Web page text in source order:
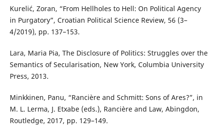
Kurelić, Zoran, “From Hellholes to Hell: On Political Agency
in Purgatory”, Croatian Political Science Review, 56 (3–
4/2019), pp. 137–153.
Lara, Maria Pia, The Disclosure of Politics: Struggles over the
Semantics of Secularisation, New York, Columbia University
Press, 2013.
Minkkinen, Panu, “Rancière and Schmitt: Sons of Ares?”, in
M. L. Lerma, J. Etxabe (eds.), Rancière and Law, Abingdon,
Routledge, 2017, pp. 129–149.